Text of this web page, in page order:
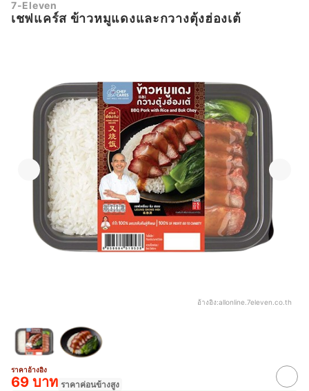
7-Eleven
เชฟแคร์ส ข้าวหมูแดงและกวางตุ้งฮ่องเต้
อ้างอิง:allonline.7eleven.co.th
ราคาอ้างอิง
69 บาท ราคาค่อนข้างสูง